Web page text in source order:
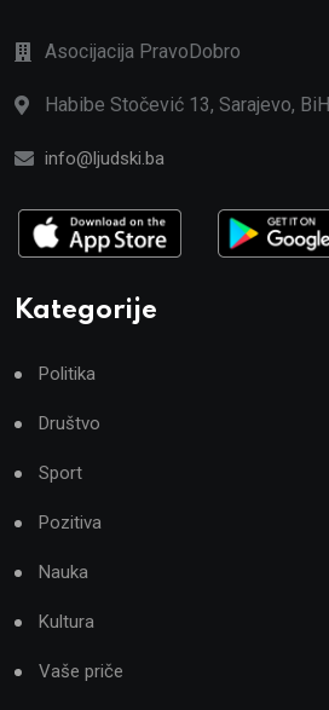
Asocijacija PravoDobro
Habibe Stočević 13, Sarajevo, BiH
info@ljudski.ba
Kategorije
Politika
Društvo
Sport
Pozitiva
Nauka
Kultura
Vaše priče